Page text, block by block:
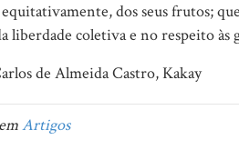
dos seus frutos;
liberdade coletiva e no respeito às
de Almeida Castro, Kakay
Artigos